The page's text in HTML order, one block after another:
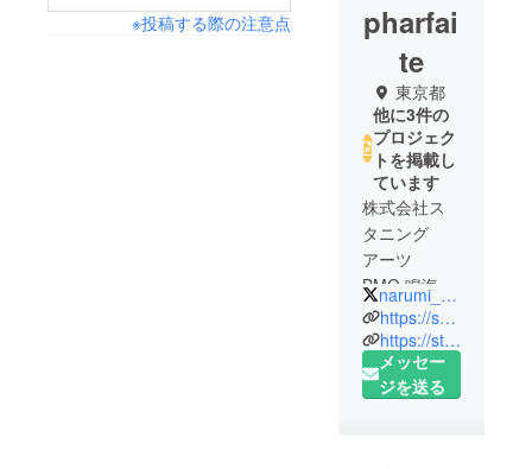
※投稿する際の注意点
pharfai
te
東京都
他に3件の
プロジェク
トを掲載し
ています
株式会社ス
タニング
アーツ
BMO 鳴海ゆ
い
【主な活動
実績】
narumi_PH
https://salondarts.com
https://stunningarts.co.jp/studiosa
メッセー
ジを送る